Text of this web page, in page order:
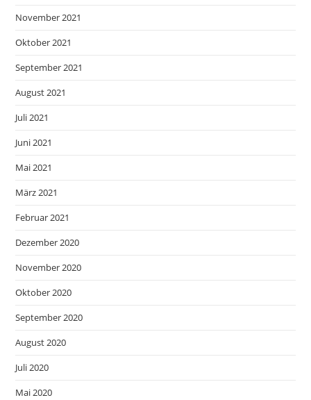
November 2021
Oktober 2021
September 2021
August 2021
Juli 2021
Juni 2021
Mai 2021
März 2021
Februar 2021
Dezember 2020
November 2020
Oktober 2020
September 2020
August 2020
Juli 2020
Mai 2020